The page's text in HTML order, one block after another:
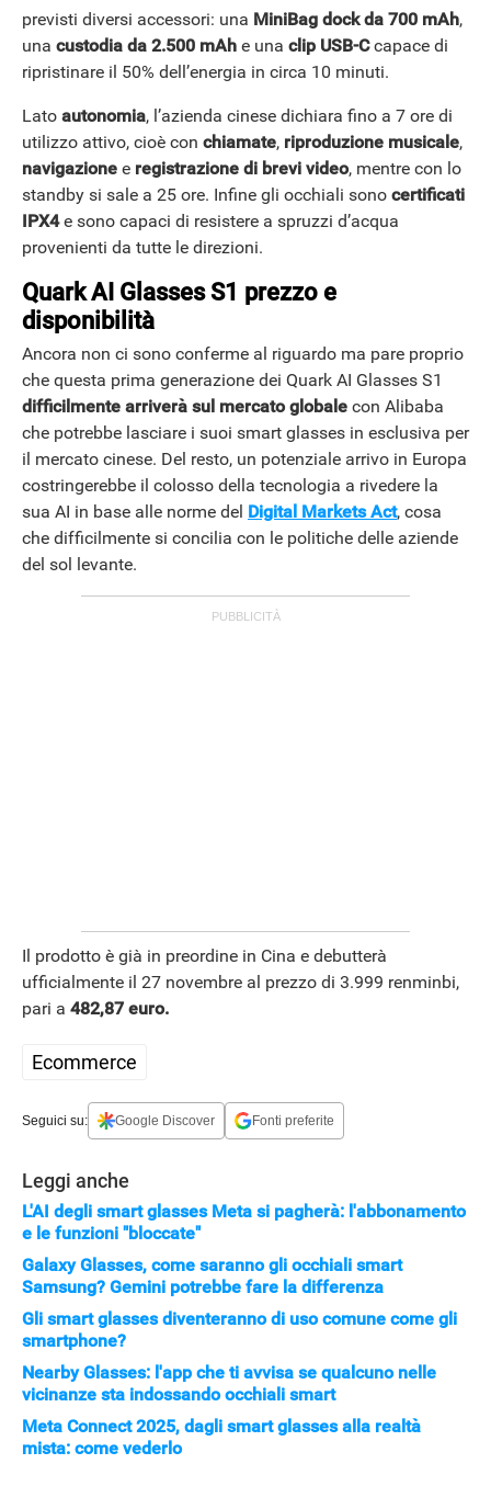
APPLE
previsti diversi accessori: una MiniBag dock da 700 mAh,
una custodia da 2.500 mAh e una clip USB-Ccapace di
ripristinare il 50% dell’energia in circa 10 minuti.
Lato autonomia, l’azienda cinese dichiara fino a 7 ore di
utilizzo attivo, cioè con chiamate, riproduzione musicale,
navigazione e registrazione di brevi video, mentre con lo
standby si sale a 25 ore. Infine gli occhiali sono certificati
IPX4e sono capaci di resistere a spruzzi d’acqua
provenienti da tutte le direzioni.
Quark AI Glasses S1 prezzo e
disponibilità
Ancora non ci sono conferme al riguardo ma pare proprio
che questa prima generazione dei Quark AI Glasses S1
difficilmente arriverà sul mercato globale con Alibaba
che potrebbe lasciare i suoi smart glasses in esclusiva per
il mercato cinese. Del resto, un potenziale arrivo in Europa
costringerebbe il colosso della tecnologia a rivedere la
sua AI in base alle norme del Digital Markets Act, cosa
che difficilmente si concilia con le politiche delle aziende
del sol levante.
Il prodotto è già in preordine in Cina e debutterà
ufficialmente il 27 novembre al prezzo di 3.999 renminbi,
pari a 482,87 euro.
Ecommerce
Seguici su: Google Discover Fonti preferite
Leggi anche
L'AI degli smart glasses Meta si pagherà: l'abbonamento
e le funzioni "bloccate"
Galaxy Glasses, come saranno gli occhiali smart
Samsung? Gemini potrebbe fare la differenza
Gli smart glasses diventeranno di uso comune come gli
smartphone?
Nearby Glasses: l'app che ti avvisa se qualcuno nelle
vicinanze sta indossando occhiali smart
Meta Connect 2025, dagli smart glasses alla realtà
mista: come vederlo